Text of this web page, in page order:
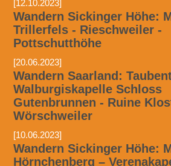
[12.10.2023]
Wandern Sickinger Höhe:
Trillerfels - Rieschweiler -
Pottschutthöhe
[20.06.2023]
Wandern Saarland:
Walburgiskapelle Schloss
Gutenbrunnen - Ruine
Wörschweiler
[10.06.2023]
Wandern Sickinger Höhe:
Hörnchenberg –